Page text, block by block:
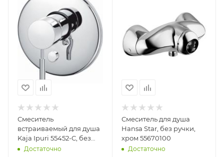
Смеситель
встраиваемый для душа
Kaja Ipuri 55452-C, без
скрытой части
Достаточно
Смеситель для душа
Hansa Star, без ручки,
хром 55670100
Достаточно